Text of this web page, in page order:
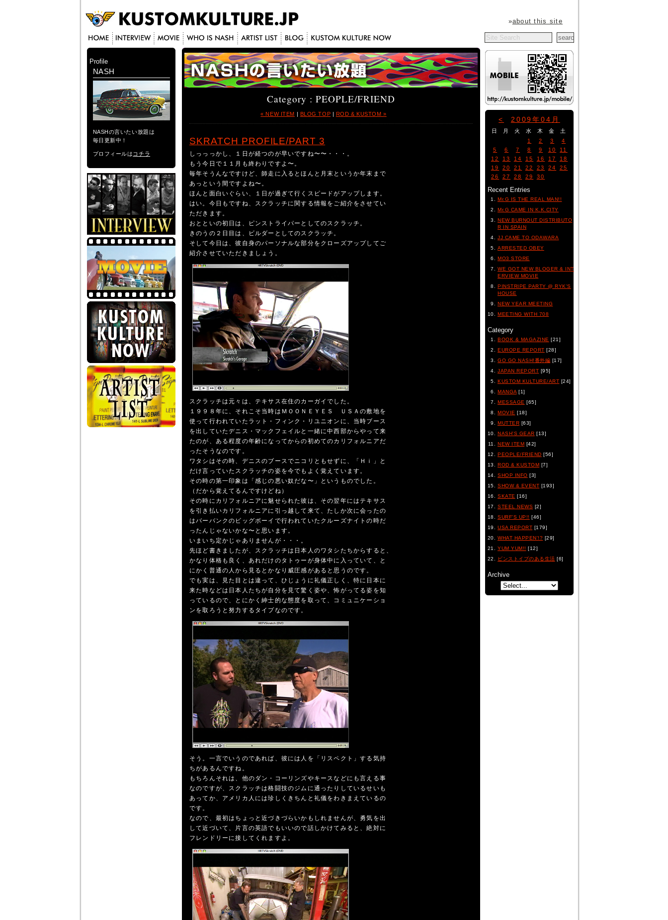
»about this site
Category : PEOPLE/FRIEND
« NEW ITEM | BLOG TOP | ROD & KUSTOM »
SKRATCH PROFILE/PART 3
しっっっかし、１日が経つのが早いですね〜〜・・・。
もう今日で１１月も終わりですよ〜。
毎年そうんなですけど、師走に入るとほんと月末というか年末まで
あっという間ですよね〜。
ほんと面白いぐらい、１日が過ぎて行くスピードがアップします。
はい。今日もですね、スクラッチに関する情報をご紹介をさせてい
ただきます。
おとといの初日は、ピンストライパーとしてのスクラッチ。
きのうの２日目は、ビルダーとしてのスクラッチ。
そして今日は、彼自身のパーソナルな部分をクローズアップしてご
紹介させていただきましょう。
スクラッチは元々は、テキサス在住のカーガイでした。
１９９８年に、それこそ当時はＭＯＯＮＥＹＥＳ ＵＳＡの敷地を
使って行われていたラット・フィンク・リユニオンに、当時ブース
を出していたデニス・マックフェイルと一緒に中西部からやって来
たのが、ある程度の年齢になってからの初めてのカリフォルニアだ
ったそうなのです。
ワタシはその時、デニスのブースでニコリともせずに、「Ｈｉ」と
だけ言っていたスクラッチの姿を今でもよく覚えています。
その時の第一印象は「感じの悪い奴だな〜」というものでした。
（だから覚えてるんですけどね）
その時にカリフォルニアに魅せられた彼は、その翌年にはテキサス
を引き払いカリフォルニアに引っ越して来て、たしか次に会ったの
はバーバンクのビッグボーイで行われていたクルーズナイトの時だ
ったんじゃないかな〜と思います。
いまいち定かじゃありませんが・・・。
先ほど書きましたが、スクラッチは日本人のワタシたちからすると、
かなり体格も良く、あれだけのタトゥーが身体中に入っていて、と
にかく普通の人から見るとかなり威圧感があると思うのです。
でも実は、見た目とは違って、ひじょうに礼儀正しく、特に日本に
来た時などは日本人たちが自分を見て驚く姿や、怖がってる姿を知
っているので、とにかく紳士的な態度を取って、コミュニケーショ
ンを取ろうと努力するタイプなのです。
そう。一言でいうのであれば、彼には人を「リスペクト」する気持
ちがあるんですね。
もちろんそれは、他のダン・コーリンズやキースなどにも言える事
なのですが、スクラッチは格闘技のジムに通ったりしているせいも
あってか、アメリカ人には珍しくきちんと礼儀をわきまえているの
です。
なので、最初はちょっと近づきづらいかもしれませんが、勇気を出
して近づいて、片言の英語でもいいので話しかけてみると、絶対に
フレンドリーに接してくれますよ。
Profile
NASH
NASHの言いたい放題は
毎日更新中！
プロフィールは コチラ
< 2009年04月
日 月 火 水 木 金
土
1
2 3
4
5
6 7 8 9 10
11
12
13 14 15 16 17
18
19
20 21 22 23 24
25
26
27 28 29 30
Recent Entries
Mr.G IS THE REAL MAN!!
Mr.G CAME IN K.K.CITY
NEW BURNOUT DISTRIBUTO
R IN SPAIN
JJ CAME TO ODAWARA
ARRESTED OBEY
MO3 STORE
WE GOT NEW BLOGER & INT
ERVIEW MOVIE
PINSTRIPE PARTY @ RYK'S
HOUSE
NEW YEAR MEETING
MEETING WITH 708
Category
BOOK & MAGAZINE [21]
EUROPE REPORT [28]
GO GO NASH!番外編 [17]
JAPAN REPORT [95]
KUSTOM KULTURE/ART [24]
MANGA [1]
MESSAGE [65]
MOVIE [18]
MUTTER [63]
NASH'S GEAR [13]
NEW ITEM [42]
PEOPLE/FRIEND [56]
ROD & KUSTOM [7]
SHOP INFO [3]
SHOW & EVENT [193]
SKATE [16]
STEEL NEWS [2]
SURF'S UP!! [46]
USA REPORT [179]
WHAT HAPPEN'!? [29]
YUM YUM!! [12]
ビンストイプのある生活 [6]
Archive